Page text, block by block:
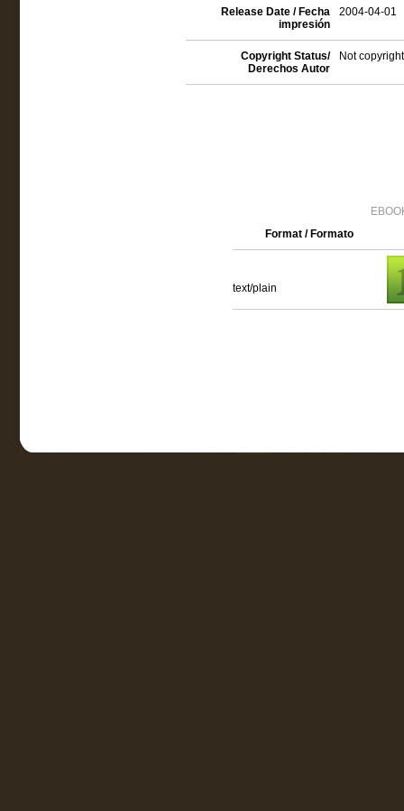
Release Date / Fecha
impresión
2004-04-01
Copyright Status/
Derechos Autor
Not
Format / Formato
text/plain